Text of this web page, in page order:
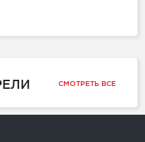
СМОТРЕТЬ ВСЕ